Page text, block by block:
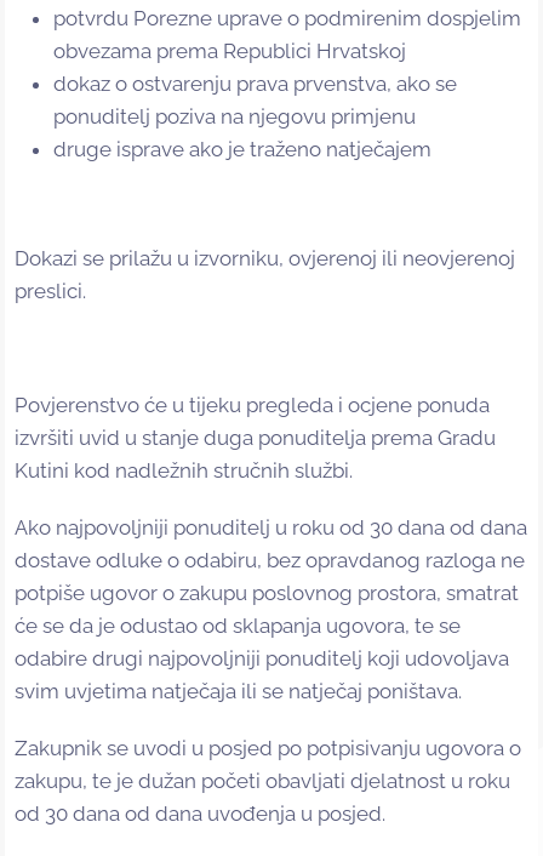
potvrdu Porezne uprave o podmirenim dospjelim
obvezama prema Republici Hrvatskoj
dokaz o ostvarenju prava prvenstva, ako se
ponuditelj poziva na njegovu primjenu
druge isprave ako je traženo natječajem
Dokazi se prilažu u izvorniku, ovjerenoj ili neovjerenoj
preslici.
Povjerenstvo će u tijeku pregleda i ocjene ponuda
izvršiti uvid u stanje duga ponuditelja prema Gradu
Kutini kod nadležnih stručnih službi.
Ako najpovoljniji ponuditelj u roku od 30 dana od dana
dostave odluke o odabiru, bez opravdanog razloga ne
potpiše ugovor o zakupu poslovnog prostora, smatrat
će se da je odustao od sklapanja ugovora, te se
odabire drugi najpovoljniji ponuditelj koji udovoljava
svim uvjetima natječaja ili se natječaj poništava.
Zakupnik se uvodi u posjed po potpisivanju ugovora o
zakupu, te je dužan početi obavljati djelatnost u roku
od 30 dana od dana uvođenja u posjed.